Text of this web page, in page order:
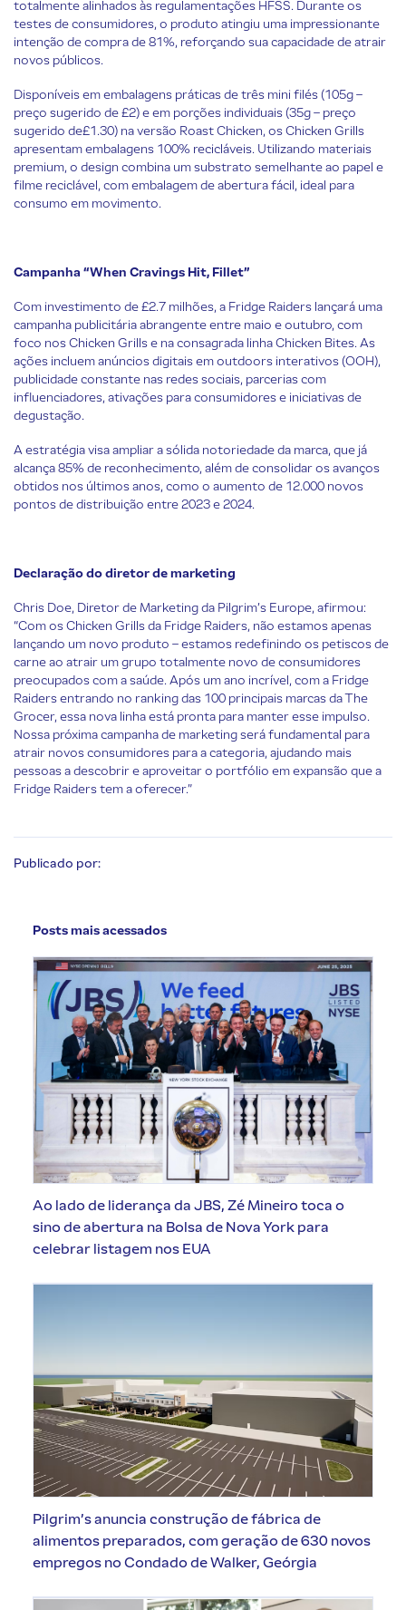
totalmente alinhados às regulamentações HFSS. Durante os
testes de consumidores, o produto atingiu uma impressionante
intenção de compra de 81%, reforçando sua capacidade de atrair
novos públicos.
Disponíveis em embalagens práticas de três mini filés (105g –
preço sugerido de £2) e em porções individuais (35g – preço
sugerido de£1.30) na versão Roast Chicken, os Chicken Grills
apresentam embalagens 100% recicláveis. Utilizando materiais
premium, o design combina um substrato semelhante ao papel e
filme reciclável, com embalagem de abertura fácil, ideal para
consumo em movimento.
Campanha “When Cravings Hit, Fillet”
Com investimento de £2.7 milhões, a Fridge Raiders lançará uma
campanha publicitária abrangente entre maio e outubro, com
foco nos Chicken Grills e na consagrada linha Chicken Bites. As
ações incluem anúncios digitais em outdoors interativos (OOH),
publicidade constante nas redes sociais, parcerias com
influenciadores, ativações para consumidores e iniciativas de
degustação.
A estratégia visa ampliar a sólida notoriedade da marca, que já
alcança 85% de reconhecimento, além de consolidar os avanços
obtidos nos últimos anos, como o aumento de 12.000 novos
pontos de distribuição entre 2023 e 2024.
Declaração do diretor de marketing
Chris Doe, Diretor de Marketing da Pilgrim’s Europe, afirmou:
“Com os Chicken Grills da Fridge Raiders, não estamos apenas
lançando um novo produto – estamos redefinindo os petiscos de
carne ao atrair um grupo totalmente novo de consumidores
preocupados com a saúde. Após um ano incrível, com a Fridge
Raiders entrando no ranking das 100 principais marcas da The
Grocer, essa nova linha está pronta para manter esse impulso.
Nossa próxima campanha de marketing será fundamental para
atrair novos consumidores para a categoria, ajudando mais
pessoas a descobrir e aproveitar o portfólio em expansão que a
Fridge Raiders tem a oferecer.”
Publicado por:
Posts mais acessados
Ao lado de liderança da JBS, Zé Mineiro toca o
sino de abertura na Bolsa de Nova York para
celebrar listagem nos EUA
Pilgrim’s anuncia construção de fábrica de
alimentos preparados, com geração de 630 novos
empregos no Condado de Walker, Geórgia